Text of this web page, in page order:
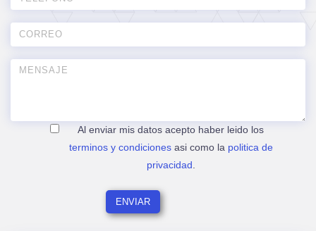
Al enviar mis datos acepto haber leido los
terminos y condicionesasi como la politica de
privacidad